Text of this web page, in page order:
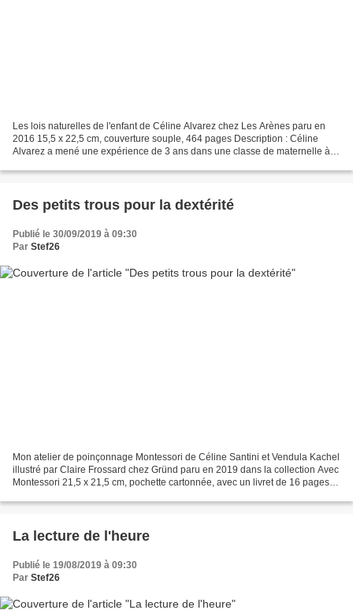
Les lois naturelles de l'enfant de Céline Alvarez chez Les Arènes paru en
2016 15,5 x 22,5 cm, couverture souple, 464 pages Description : Céline
Alvarez a mené une expérience de 3 ans dans une classe de maternelle à
Des petits trous pour la dextérité
Publié le 30/09/2019 à 09:30
Par Stef26
Mon atelier de poinçonnage Montessori de Céline Santini et Vendula Kachel
illustré par Claire Frossard chez Gründ paru en 2019 dans la collection Avec
Montessori 21,5 x 21,5 cm, pochette cartonnée, avec un livret de 16 pages
La lecture de l'heure
Publié le 19/08/2019 à 09:30
Par Stef26